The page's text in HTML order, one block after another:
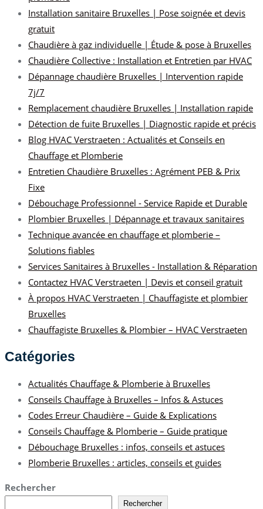
Installation sanitaire Bruxelles | Pose soignée et devis
gratuit
Chaudière à gaz individuelle | Étude & pose à Bruxelles
Chaudière Collective : Installation et Entretien par HVAC
Dépannage chaudière Bruxelles | Intervention rapide
7j/7
Remplacement chaudière Bruxelles | Installation rapide
Détection de fuite Bruxelles | Diagnostic rapide et précis
Blog HVAC Verstraeten : Actualités et Conseils en
Chauffage et Plomberie
Entretien Chaudière Bruxelles : Agrément PEB & Prix
Fixe
Débouchage Professionnel - Service Rapide et Durable
Plombier Bruxelles | Dépannage et travaux sanitaires
Technique avancée en chauffage et plomberie –
Solutions fiables
Services Sanitaires à Bruxelles - Installation & Réparation
Contactez HVAC Verstraeten | Devis et conseil gratuit
À propos HVAC Verstraeten | Chauffagiste et plombier
Bruxelles
Chauffagiste Bruxelles & Plombier – HVAC Verstraeten
Catégories
Actualités Chauffage & Plomberie à Bruxelles
Conseils Chauffage à Bruxelles – Infos & Astuces
Codes Erreur Chaudière – Guide & Explications
Conseils Chauffage & Plomberie – Guide pratique
Débouchage Bruxelles : infos, conseils et astuces
Plomberie Bruxelles : articles, conseils et guides
Rechercher
Rechercher